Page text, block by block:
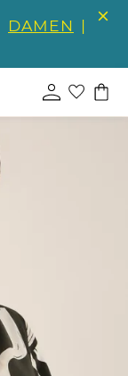
DAMEN |